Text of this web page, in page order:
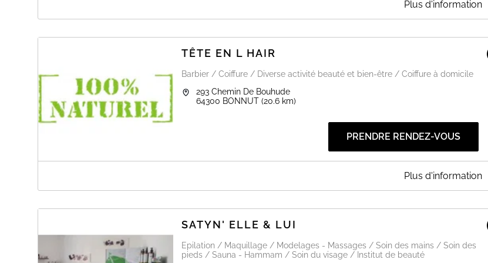
Pas de CARTE BLEUE
Plus d'information
TÊTE EN L HAIR
Barbier / Coiffure / Diverse activité beauté et bien-être / Coiffure à domicile
293 Chemin De Bouhude
64300 BONNUT (20.6 km)
PRENDRE RENDEZ-VOUS
EN SAVOIR PLUS
Plus d'information
SATYN' ELLE & LUI
Epilation / Maquillage / Modelages - Massages / Soin des mains / Soin des
pieds / Sauna - Hammam / Soin du visage / Institut de beauté